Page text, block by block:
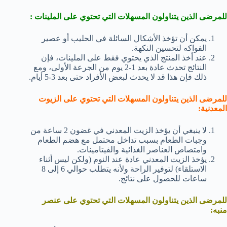
للمرضى الذين يتناولون المسهلات التي تحتوي على الملينات :
يمكن أن تؤخذ الأشكال السائلة في الحليب أو عصير
الفواكه لتحسين النكهة.
عند أخذ المنتج الذي يحتوي فقط على الملينات، فإن
النتائج تحدث عادة بعد 1-2 يوم من الجرعة الأولى، ومع
ذلك فإن هذا قد لا يحدث لبعض الأفراد حتى بعد 3-5 أيام.
للمرضى الذين يتناولون المسهلات التي تحتوي على الزيوت
المعدنية:
لا ينبغي أن يؤخذ الزيت المعدني في غضون 2 ساعة من
وجبات الطعام بسبب تداخل محتمل مع هضم الطعام
وامتصاص العناصر الغذائية والفيتامينات.
يؤخذ الزيت المعدني عادة عند النوم (ولكن ليس أثناء
الاستلقاء) لتوفير الراحة ولأنه يتطلب حوالي 6 إلى 8
ساعات للحصول على نتائج.
للمرضى الذين يتناولون المسهلات التي تحتوي على عنصر
منبه: